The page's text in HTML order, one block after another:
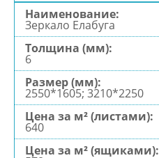
Зеркало Елабуга
6
2550*1605; 3210*2250
640